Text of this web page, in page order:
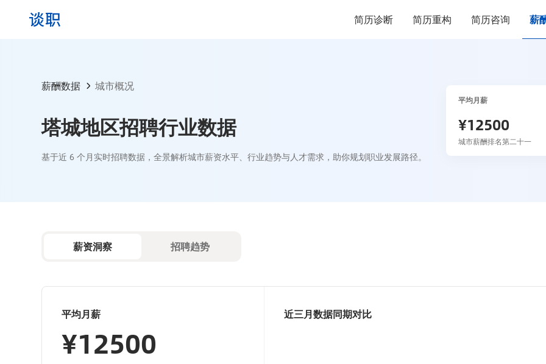
简历诊断 简历重构 简历咨询 薪
薪酬数据 城市概况
塔城地区招聘行业数据
基于近 6 个月实时招聘数据，全景解析城市薪资水平、行业趋势与人才需求，助你规划职业发展路径。
平均月薪
¥12500
城市薪酬排名第二十一
薪资洞察 招聘趋势
平均月薪
¥12500
近三月数据同期对比